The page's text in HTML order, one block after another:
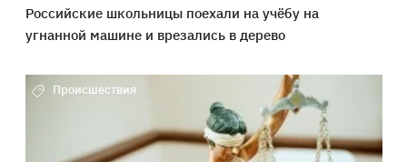
Российские школьницы поехали на учёбу на
угнанной машине и врезались в дерево
Происшествия